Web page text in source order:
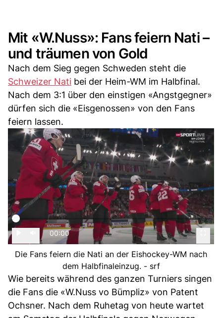
Mit «W.Nuss»: Fans feiern Nati –
und träumen von Gold
Nach dem Sieg gegen Schweden steht die
Schweizer Nati bei der Heim-WM im Halbfinal.
Nach dem 3:1 über den einstigen «Angstgegner»
dürfen sich die «Eisgenossen» von den Fans
feiern lassen.
00:00
Die Fans feiern die Nati an der Eishockey-WM nach
dem Halbfinaleinzug. - srf
Wie bereits während des ganzen Turniers singen
die Fans die «W.Nuss vo Bümpliz» von Patent
Ochsner. Nach dem Ruhetag von heute wartet